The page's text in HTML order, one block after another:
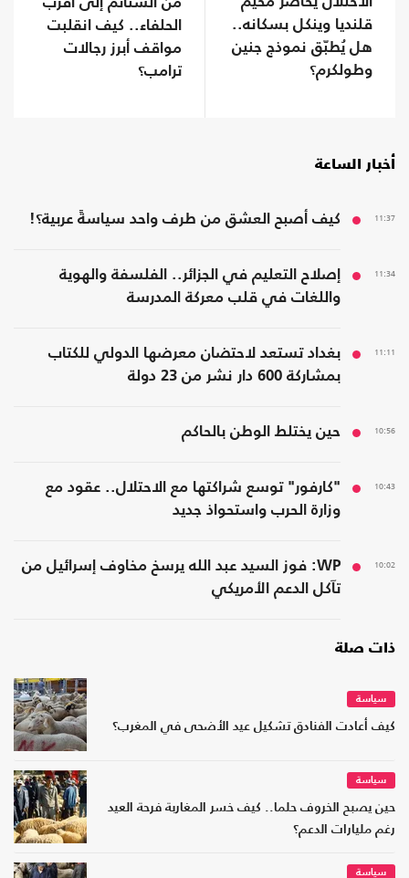
قلنديا وينكل بسكانه..
هل يُطبّق نموذج جنين
وطولكرم؟
الحلفاء.. كيف انقلبت
مواقف أبرز رجالات
ترامب؟
أخبار الساعة
11:37 كيف أصبح العشق من طرف واحد سياسةً عربية؟!
11:34
إصلاح التعليم في الجزائر.. الفلسفة والهوية
واللغات في قلب معركة المدرسة
11:11
بغداد تستعد لاحتضان معرضها الدولي للكتاب
بمشاركة 600 دار نشر من 23 دولة
10:56 حين يختلط الوطن بالحاكم
10:43
"كارفور" توسع شراكتها مع الاحتلال.. عقود مع
وزارة الحرب واستحواذ جديد
10:02
WP: فوز السيد عبد الله يرسخ مخاوف إسرائيل من
تآكل الدعم الأمريكي
ذات صلة
سياسة
كيف أعادت الفنادق تشكيل عيد الأضحى في المغرب؟
سياسة
حين يصبح الخروف حلما.. كيف خسر المغاربة فرحة العيد
رغم مليارات الدعم؟
سياسة